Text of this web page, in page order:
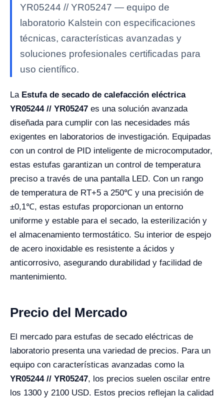
YR05244 // YR05247 — equipo de
laboratorio Kalstein con especificaciones
técnicas, características avanzadas y
soluciones profesionales certificadas para
uso científico.
La Estufa de secado de calefacción eléctrica
YR05244 // YR05247 es una solución avanzada
diseñada para cumplir con las necesidades más
exigentes en laboratorios de investigación. Equipadas
con un control de PID inteligente de microcomputador,
estas estufas garantizan un control de temperatura
preciso a través de una pantalla LED. Con un rango
de temperatura de RT+5 a 250℃ y una precisión de
±0,1℃, estas estufas proporcionan un entorno
uniforme y estable para el secado, la esterilización y
el almacenamiento termostático. Su interior de espejo
de acero inoxidable es resistente a ácidos y
anticorrosivo, asegurando durabilidad y facilidad de
mantenimiento.
Precio del Mercado
El mercado para estufas de secado eléctricas de
laboratorio presenta una variedad de precios. Para un
equipo con características avanzadas como la
YR05244 // YR05247, los precios suelen oscilar entre
los 1300 y 2100 USD. Estos precios reflejan la calidad